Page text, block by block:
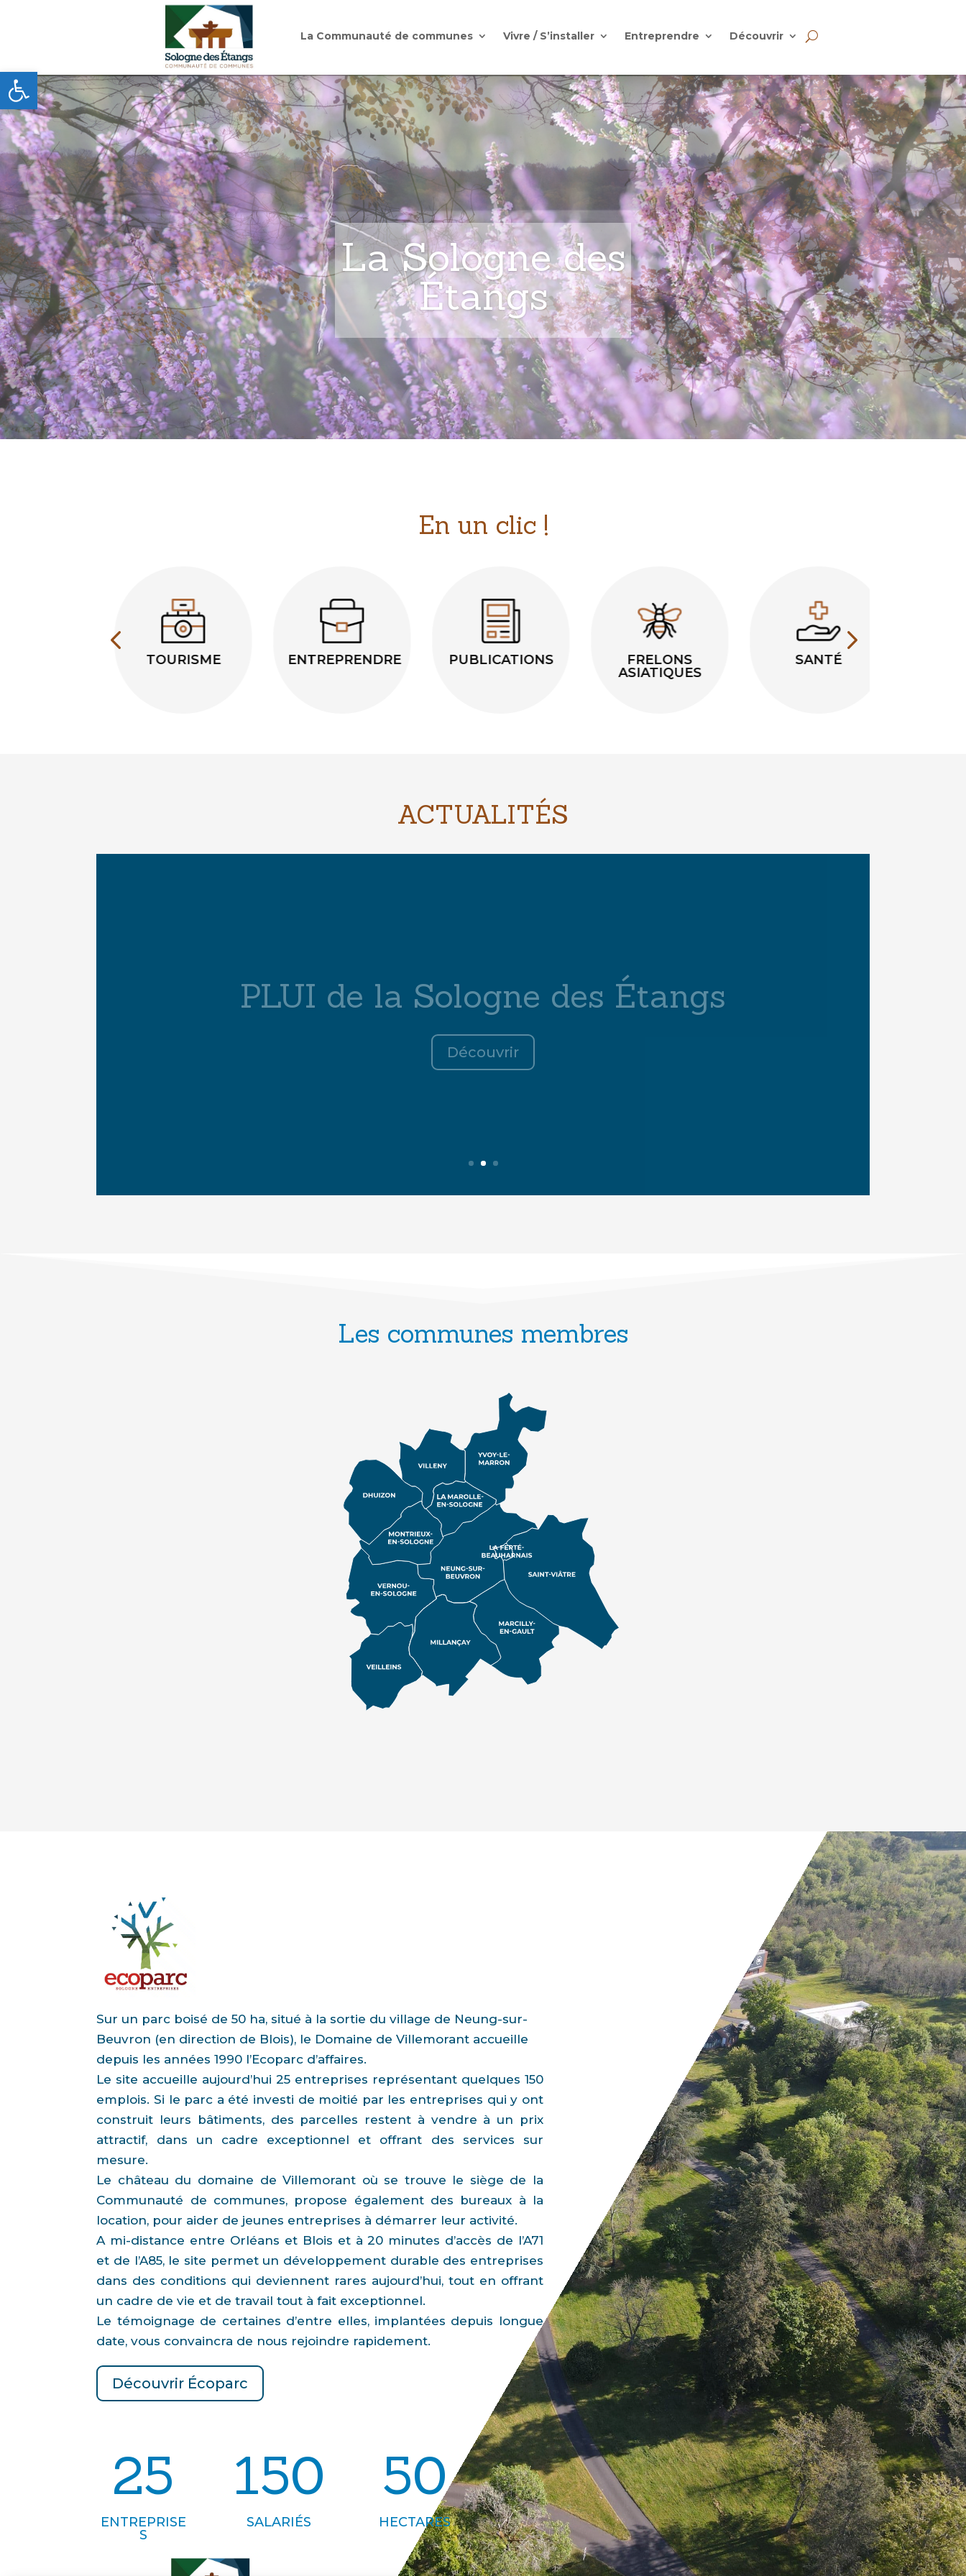
Ouvrir la barre d’outils
La Communauté de communes Vivre / S’installer Entreprendre Découvrir
La Sologne des
Étangs
En un clic !
ENTREPRENDRE PUBLICATIONS
FRELONS
SANTÉ
FRANCE
ACTUALITÉS
GUIDE TOURISTIQUE DE LA
SOLOGNE-DES-ÉTANGS
Découvrir
Les communes membres
Sur un parc boisé de 50 ha, situé à la sortie du village de Neung-sur-
Beuvron (en direction de Blois), le Domaine de Villemorant accueille
depuis les années 1990 l’Ecoparc d’affaires.
Le site accueille aujourd’hui 25 entreprises représentant quelques 150
emplois. Si le parc a été investi de moitié par les entreprises qui y ont
construit leurs bâtiments, des parcelles restent à vendre à un prix
attractif, dans un cadre exceptionnel et offrant des services sur
mesure.
Le château du domaine de Villemorant où se trouve le siège de la
Communauté de communes, propose également des bureaux à la
location, pour aider de jeunes entreprises à démarrer leur activité.
A mi-distance entre Orléans et Blois et à 20 minutes d’accès de l’A71
et de l’A85, le site permet un développement durable des entreprises
dans des conditions qui deviennent rares aujourd’hui, tout en offrant
un cadre de vie et de travail tout à fait exceptionnel.
Le témoignage de certaines d’entre elles, implantées depuis longue
date, vous convaincra de nous rejoindre rapidement.
Découvrir Écoparc
25
ENTREPRISE
S
150
SALARIÉS
50
HECTARES